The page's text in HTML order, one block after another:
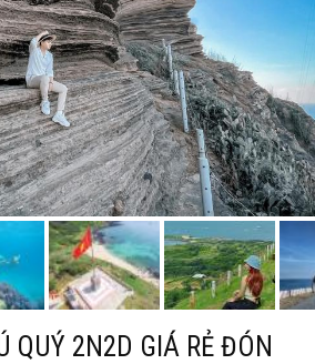
QUÝ 2N2D GIÁ RẺ ĐÓN